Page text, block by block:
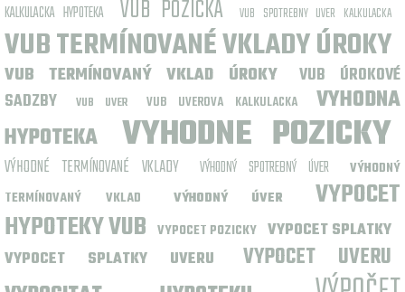
KALKULACKA HYPOTEKA
VUB POZICKA VUB SPOTREBNY UVER KALKULACKA
VUB TERMÍNOVANÉ VKLADY ÚROKY
VUB TERMÍNOVANÝ VKLAD ÚROKY
VUB ÚROKOVÉ
SADZBY
VUB UVER VUB UVEROVA KALKULACKA
VYHODNA
HYPOTEKA
VYHODNE POZICKY
VÝHODNÉ TERMÍNOVANÉ VKLADY VÝHODNÝ SPOTREBNÝ ÚVER
VÝHODNÝ
TERMÍNOVANÝ VKLAD
VÝHODNÝ ÚVER
VYPOCET
HYPOTEKY VUB VYPOCET POZICKY VYPOCET SPLATKY
VYPOCET SPLATKY UVERU
VYPOCET UVERU